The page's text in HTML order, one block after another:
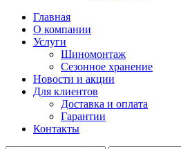
Главная
О компании
Услуги
Шиномонтаж
Сезонное хранение
Новости и акции
Для клиентов
Доставка и оплата
Гарантии
Контакты